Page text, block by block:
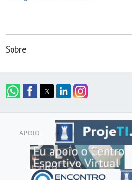
Sobre
APOIO